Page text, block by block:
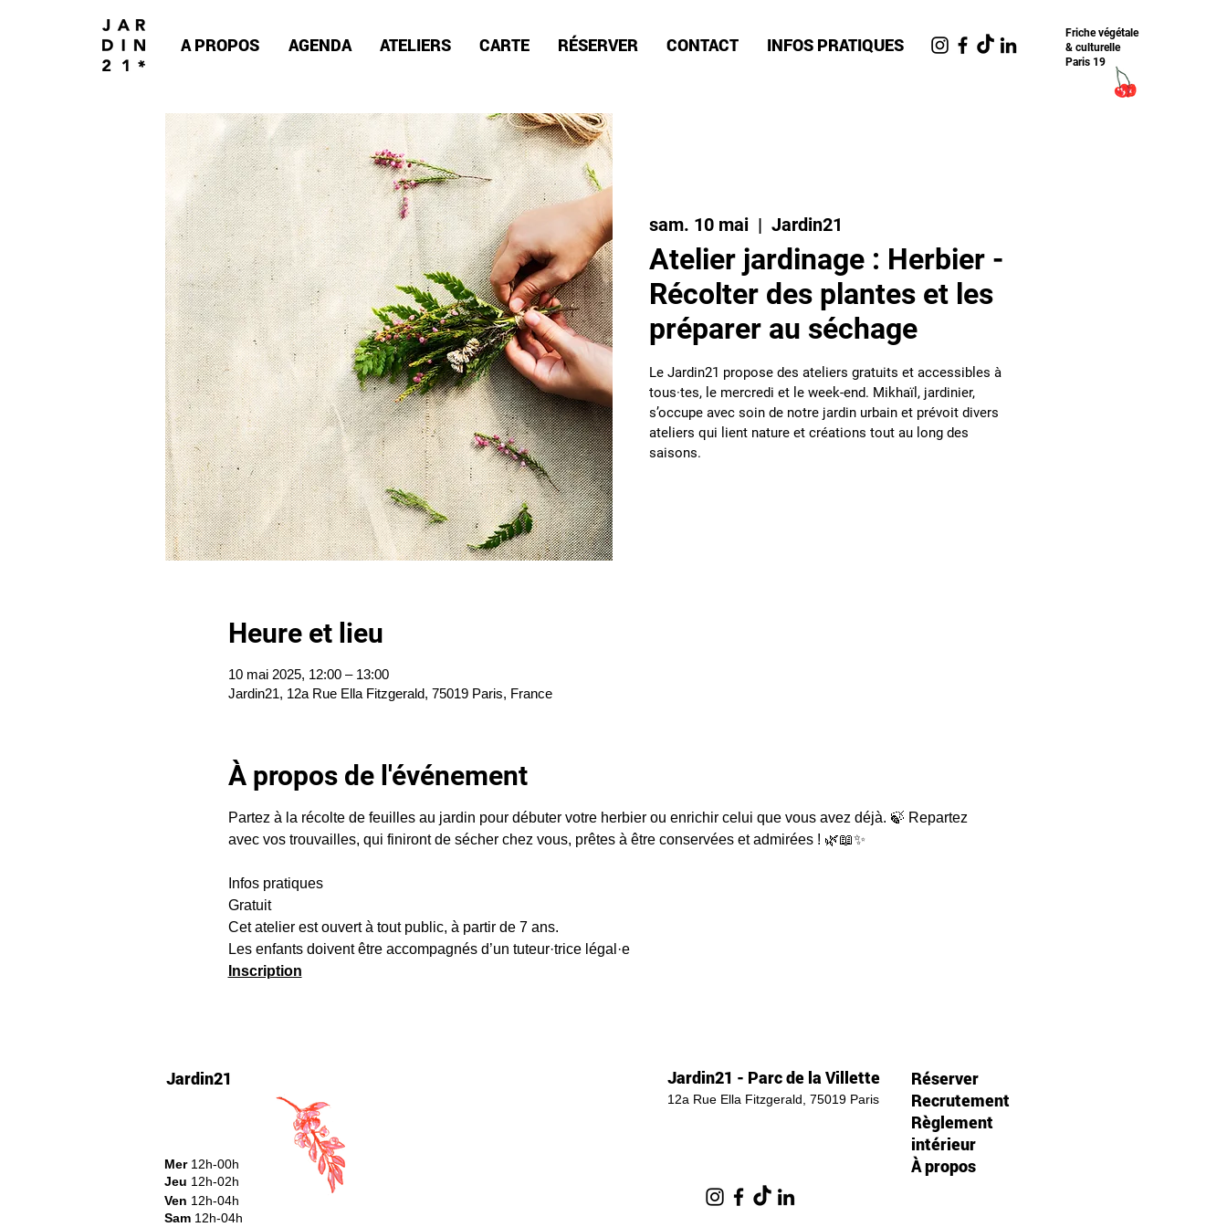
A PROPOS AGENDA ATELIERS CARTE RÉSERVER CONTACT INFOS PRATIQUES
Friche​ végétale
& culturelle
Paris 19
sam. 10 mai
  |
Jardin21
Atelier jardinage : Herbier -
Récolter des plantes et les
préparer au séchage
Le Jardin21 propose des ateliers gratuits et accessibles à
tous·tes, le mercredi et le week-end. Mikhaïl, jardinier,
s’occupe avec soin de notre jardin urbain et prévoit divers
ateliers qui lient nature et créations tout au long des
saisons.
Heure et lieu
10 mai 2025, 12:00 – 13:00
Jardin21, 12a Rue Ella Fitzgerald, 75019 Paris, France
À propos de l'événement
Partez à la récolte de feuilles au jardin pour débuter votre herbier ou enrichir celui que vous avez déjà. 🍃 Repartez
avec vos trouvailles, qui finiront de sécher chez vous, prêtes à être conservées et admirées ! 🌿📖✨
Infos pratiques
Gratuit
Cet atelier est ouvert à tout public, à partir de 7 ans.
Les enfants doivent être accompagnés d’un tuteur·trice légal·e
Inscription
Jardin21
Mer12h-00h
Jeu 12h-02h
Ven 12h-04h
Sam 12h-04h
Jardin21 - Parc de la Villette
12a Rue Ella Fitzgerald, 75019 Paris
Réserver
Recrutement
Règlement
intérieur
À propos